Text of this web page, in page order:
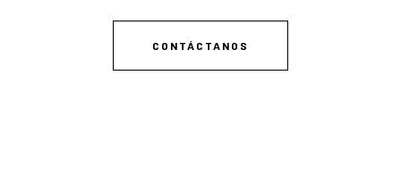
CONTÁCTANOS